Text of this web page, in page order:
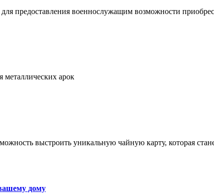
предоставления военнослужащим возможности
металлических арок
выстроить уникальную чайную карту, которая
дому